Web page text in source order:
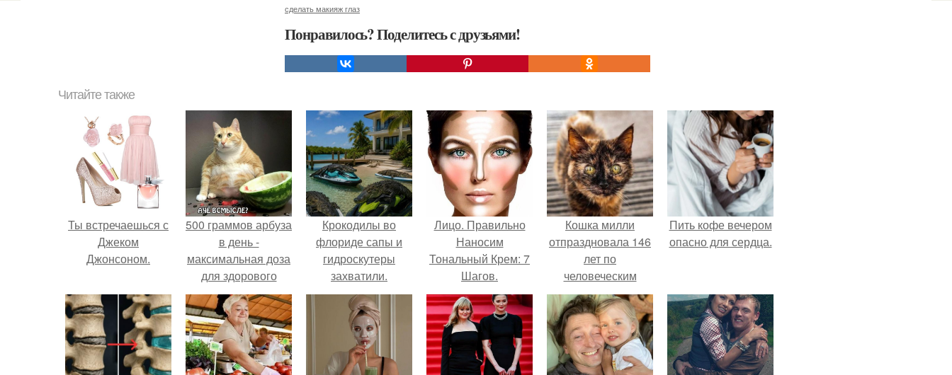
сделать макияж глаз
Понравилось? Поделитесь с друзьями!
Читайте также
Ты встречаешься с
Джеком
Джонсоном.
500 граммов арбуза
в день -
максимальная доза
для здорового
взрослого,
предупредили
врачи.
Крокодилы во
флориде сапы и
гидроскутеры
захватили.
Лицо. Правильно
Наносим
Тональный Крем: 7
Шагов.
Кошка милли
отпраздновала 146
лет по
человеческим
Меркам и
претендует на
звание самой
старой в мире.
Пить кофе вечером
опасно для сердца.